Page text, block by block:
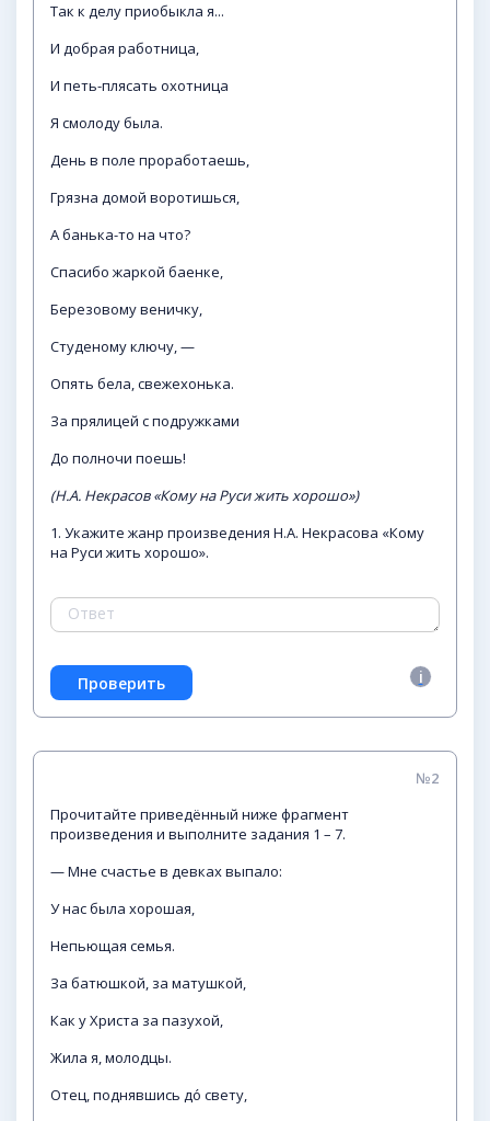
Так к делу приобыкла я...
И добрая работница,
И петь-плясать охотница
Я смолоду была.
День в поле проработаешь,
Грязна домой воротишься,
А банька-то на что?
Спасибо жаркой баенке,
Березовому веничку,
Студеному ключу, —
Опять бела, свежехонька.
За прялицей с подружками
До полночи поешь!
(Н.А. Некрасов «Кому на Руси жить хорошо»)
1. Укажите жанр произведения Н.А. Некрасова «Кому
на Руси жить хорошо».
№2
Прочитайте приведённый ниже фрагмент
произведения и выполните задания 1 – 7.
— Мне счастье в девках выпало:
У нас была хорошая,
Непьющая семья.
За батюшкой, за матушкой,
Как у Христа за пазухой,
Жила я, молодцы.
Отец, поднявшись до́ свету,